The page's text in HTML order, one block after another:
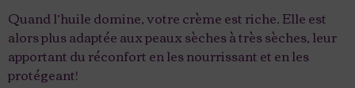
Quand l’huile domine, votre crème est riche. Elle est
alors plus adaptée aux peaux sèches à très sèches, leur
apportant du réconfort en les nourrissant et en les
protégeant!